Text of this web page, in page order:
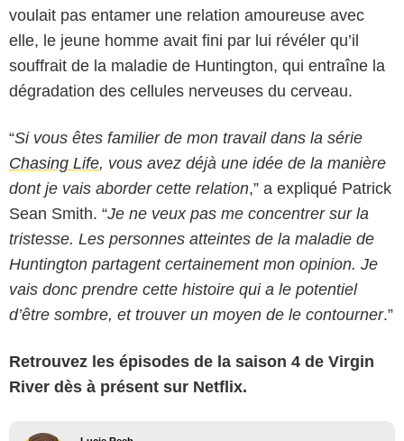
voulait pas entamer une relation amoureuse avec
elle, le jeune homme avait fini par lui révéler qu’il
souffrait de la maladie de Huntington, qui entraîne la
dégradation des cellules nerveuses du cerveau.
“Si vous êtes familier de mon travail dans la série
Chasing Life, vous avez déjà une idée de la manière
dont je vais aborder cette relation,” a expliqué Patrick
Sean Smith. “Je ne veux pas me concentrer sur la
tristesse. Les personnes atteintes de la maladie de
Huntington partagent certainement mon opinion. Je
vais donc prendre cette histoire qui a le potentiel
d’être sombre, et trouver un moyen de le contourner.”
Retrouvez les épisodes de la saison 4 de Virgin
River dès à présent sur Netflix.